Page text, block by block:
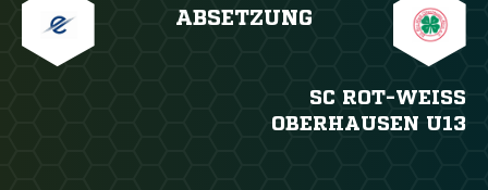
ABSETZUNG
SC ROT-WEISS O
BERHAUSEN U13